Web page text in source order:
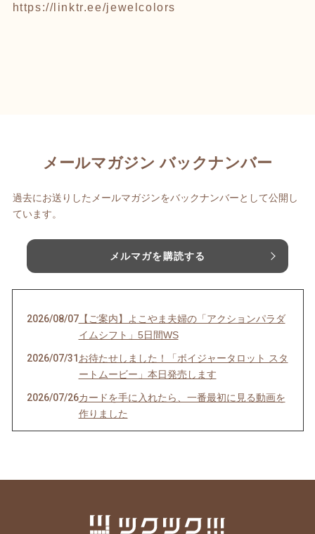
https://linktr.ee/jewelcolors
メールマガジン バックナンバー
過去にお送りしたメールマガジンをバックナンバーとして公開し
ています。
メルマガを購読する
2026/08/07【ご案内】よこやま夫婦の「アクションパラダ
イムシフト」5日間WS
2026/07/31 お待たせしました！「ボイジャータロット スタ
ートムービー」本日発売します
2026/07/26カードを手に入れたら、一番最初に見る動画を
作りました
魂の声、聞こえてる？ゆうあか個別説明会受付